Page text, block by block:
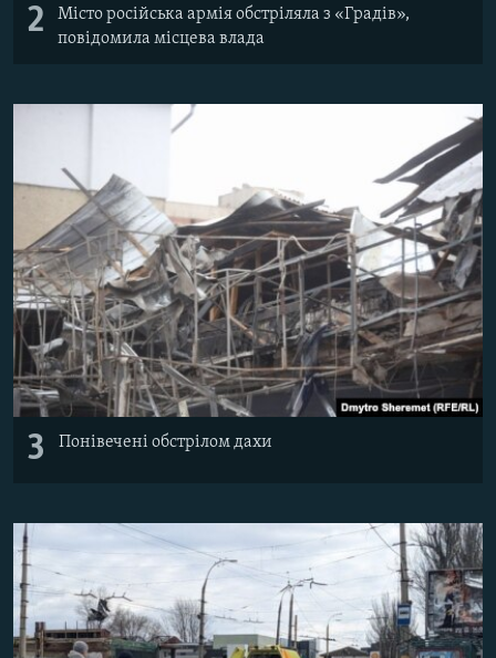
2
Місто російська армія обстріляла з «Градів»,
повідомила місцева влада
3 Понівечені обстрілом дахи